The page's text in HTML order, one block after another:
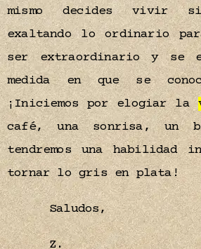
mismo decides vivir
exaltando lo ordinario
ser extraordinario y se
medida en que se
¡Iniciemos por elogiar la
café, una sonrisa, un
tendremos una habilidad
tornar lo gris en plata!
Saludos,
Z.